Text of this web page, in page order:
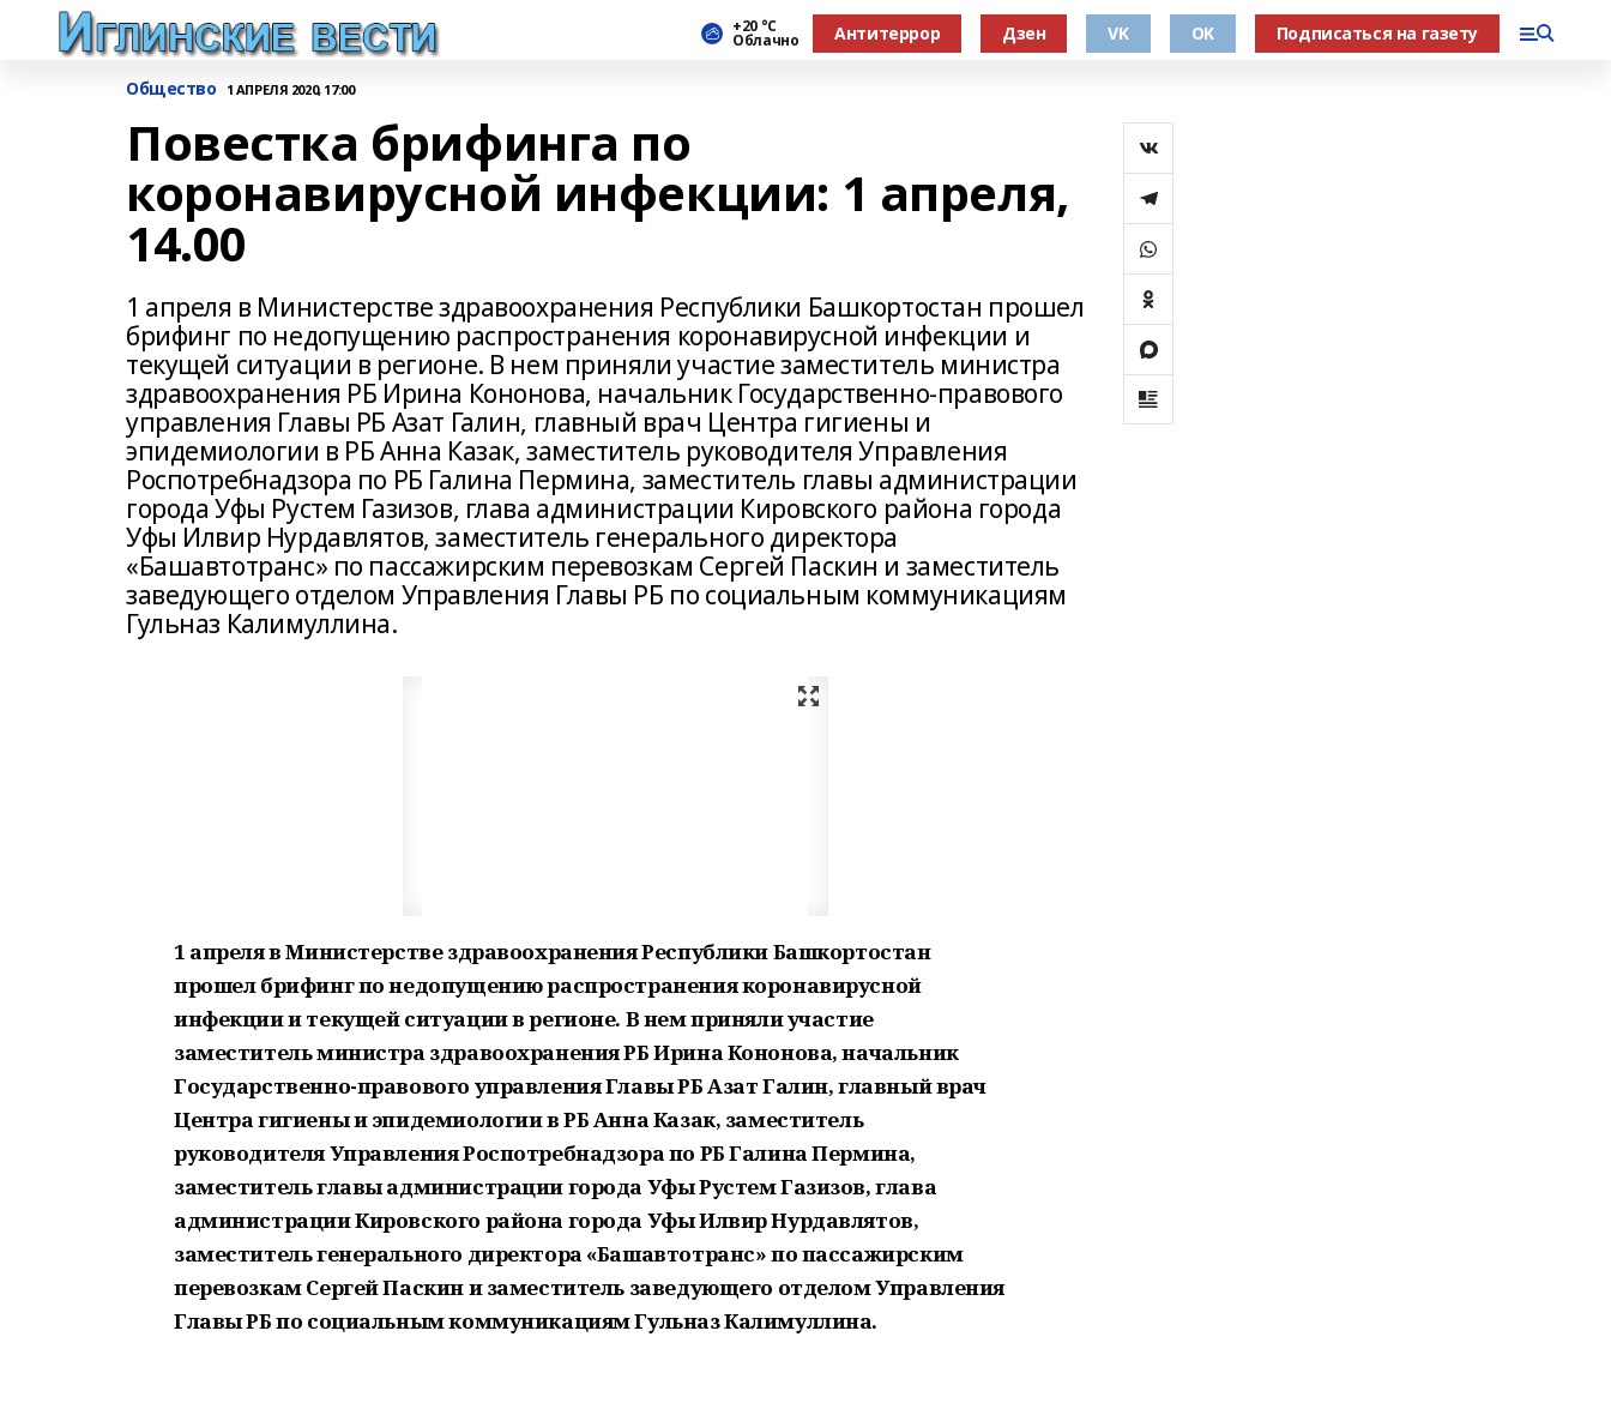
+20 °С
Облачно Антитеррор Дзен VK OK Подписаться на газету
Общество 1 АПРЕЛЯ 2020, 17:00
Повестка брифинга по
коронавирусной инфекции: 1 апреля,
14.00
1 апреля в Министерстве здравоохранения Республики Башкортостан прошел
брифинг по недопущению распространения коронавирусной инфекции и
текущей ситуации в регионе. В нем приняли участие заместитель министра
здравоохранения РБ Ирина Кононова, начальник Государственно-правового
управления Главы РБ Азат Галин, главный врач Центра гигиены и
эпидемиологии в РБ Анна Казак, заместитель руководителя Управления
Роспотребнадзора по РБ Галина Пермина, заместитель главы администрации
города Уфы Рустем Газизов, глава администрации Кировского района города
Уфы Илвир Нурдавлятов, заместитель генерального директора
«Башавтотранс» по пассажирским перевозкам Сергей Паскин и заместитель
заведующего отделом Управления Главы РБ по социальным коммуникациям
Гульназ Калимуллина.
1 апреля в Министерстве здравоохранения Республики Башкортостан
прошел брифинг по недопущению распространения коронавирусной
инфекции и текущей ситуации в регионе. В нем приняли участие
заместитель министра здравоохранения РБ Ирина Кононова, начальник
Государственно-правового управления Главы РБ Азат Галин, главный врач
Центра гигиены и эпидемиологии в РБ Анна Казак, заместитель
руководителя Управления Роспотребнадзора по РБ Галина Пермина,
заместитель главы администрации города Уфы Рустем Газизов, глава
администрации Кировского района города Уфы Илвир Нурдавлятов,
заместитель генерального директора «Башавтотранс» по пассажирским
перевозкам Сергей Паскин и заместитель заведующего отделом Управления
Главы РБ по социальным коммуникациям Гульназ Калимуллина.